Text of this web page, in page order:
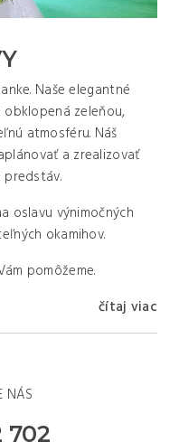
Naše elegantné
zeleňou,
atmosféru. Náš
a zrealizovať
oslavu výnimočných
okamihov.
pomôžeme.
čítaj viac
NÁS
702